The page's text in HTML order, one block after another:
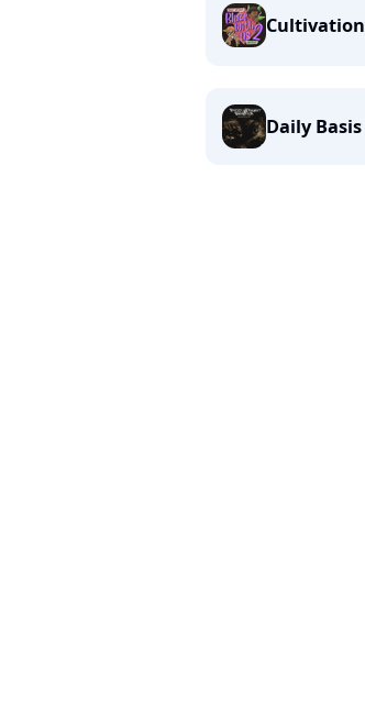
Cultivation
Daily Basis